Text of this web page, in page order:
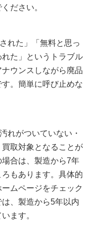
ださい。
れた」「無料と思っ
た」というトラブル
ウンスしながら廃品
。簡単に呼び止めな
れがついていない・
取対象となることが
合は、製造から7年
もあります。具体的
ムページをチェック
は、製造から5年以内
ます。